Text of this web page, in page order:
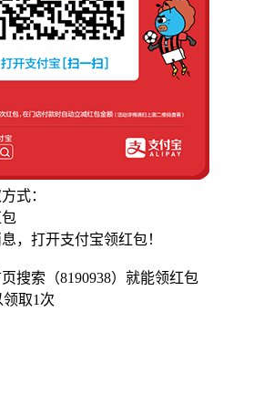
式：
，打开支付宝领红包！
搜索（8190938）就能领红包
领取1次